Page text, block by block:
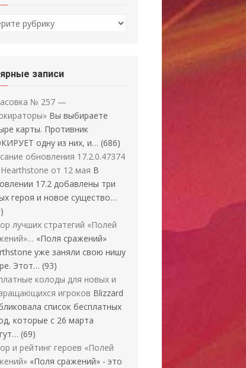
записи
№ 257 —
Вы выбираете
карты. Противник
одну из них, и… (686)
обновления 17.2.0.47374
от 12 мая В
17.2 добавлены три
героя и новое существо…
лучших стратегий «Полей
«Поля сражений»
уже заняли свою нишу
Этот… (93)
колоды для новых и
игроков Blizzard
список бесплатных
которые с 26 марта
(69)
и рейтинг героев «Полей
«Поля сражений» - это